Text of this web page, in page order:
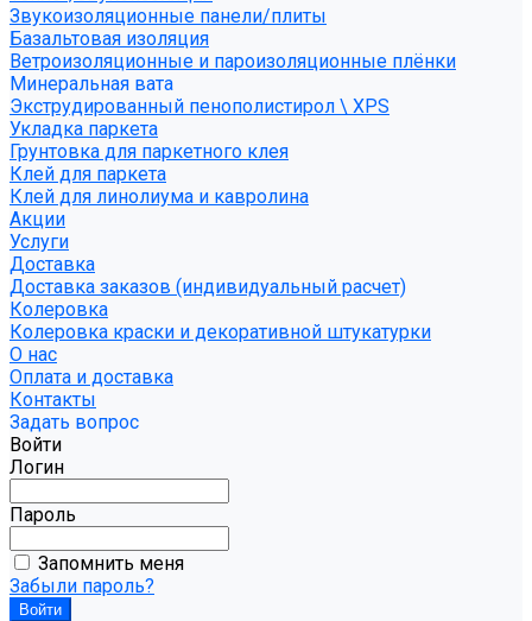
Звукоизоляционные панели/плиты
Базальтовая изоляция
Ветроизоляционные и пароизоляционные плёнки
Минеральная вата
Экструдированный пенополистирол \ XPS
Укладка паркета
Грунтовка для паркетного клея
Клей для паркета
Клей для линолиума и кавролина
Акции
Услуги
Доставка
Доставка заказов (индивидуальный расчет)
Колеровка
Колеровка краски и декоративной штукатурки
О нас
Оплата и доставка
Контакты
Задать вопрос
Войти
Логин
Пароль
Запомнить меня
Забыли пароль?